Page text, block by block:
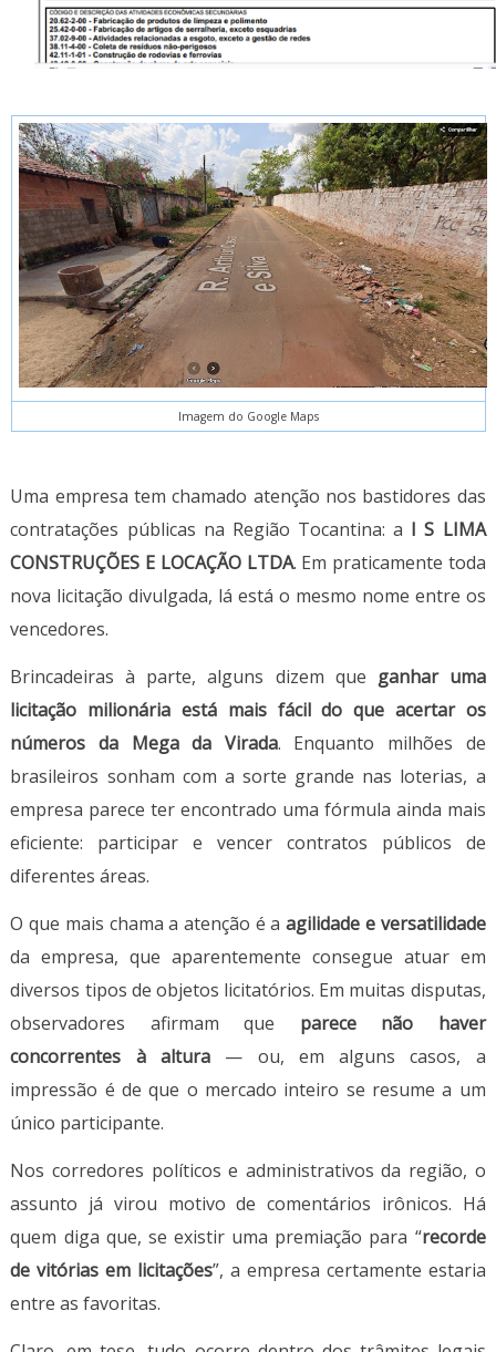
Imagem do Google Maps
Uma empresa tem chamado atenção nos bastidores das
contratações públicas na Região Tocantina: a I S LIMA
CONSTRUÇÕES E LOCAÇÃO LTDA. Em praticamente toda
nova licitação divulgada, lá está o mesmo nome entre os
vencedores.
Brincadeiras à parte, alguns dizem que ganhar uma
licitação milionária está mais fácil do que acertar os
números da Mega da Virada. Enquanto milhões de
brasileiros sonham com a sorte grande nas loterias, a
empresa parece ter encontrado uma fórmula ainda mais
eficiente: participar e vencer contratos públicos de
diferentes áreas.
O que mais chama a atenção é aagilidade e versatilidade
da empresa, que aparentemente consegue atuar em
diversos tipos de objetos licitatórios. Em muitas disputas,
observadores afirmam que parece não haver
concorrentes à altura— ou, em alguns casos, a
impressão é de que o mercado inteiro se resume a um
único participante.
Nos corredores políticos e administrativos da região, o
assunto já virou motivo de comentários irônicos. Há
quem diga que, se existir uma premiação para “recorde
de vitórias em licitações”, a empresa certamente estaria
entre as favoritas.